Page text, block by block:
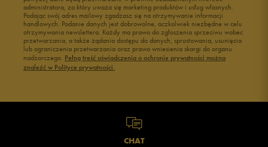
administratora, za który uważa się marketing produktów i usług własnych.
Podając swój adres mailowy zgadzasz się na otrzymywanie informacji
handlowych. Podanie danych jest dobrowolne, aczkolwiek niezbędne w celu
otrzymywania newslettera. Każdy ma prawo do zgłoszenia sprzeciwu wobec
przetwarzania, a także żądania dostępu do danych, sprostowania, usunięcia
lub ograniczenia przetwarzania oraz prawo wniesienia skargi do organu
nadzorczego. Pełną treść oświadczenia o ochronie prywatności można
znaleźć w Polityce prywatności.
CHAT